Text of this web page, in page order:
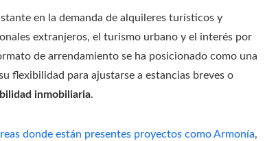
en la demanda de alquileres turísticos y
extranjeros, el turismo urbano y el interés por
de arrendamiento se ha posicionado como una
flexibilidad para ajustarse a estancias breves o
inmobiliaria.
donde están presentes proyectos como Armonía,